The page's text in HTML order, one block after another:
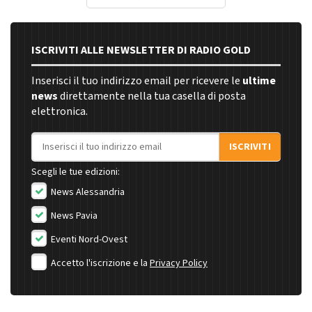
ISCRIVITI ALLE NEWSLETTER DI RADIO GOLD
Inserisci il tuo indirizzo email per ricevere le ultime
newsdirettamente nella tua casella di posta
elettronica.
Indirizzo email
ISCRIVITI
Scegli le tue edizioni:
News Alessandria
News Pavia
Eventi Nord-Ovest
Accetto l'iscrizione e la Privacy Policy